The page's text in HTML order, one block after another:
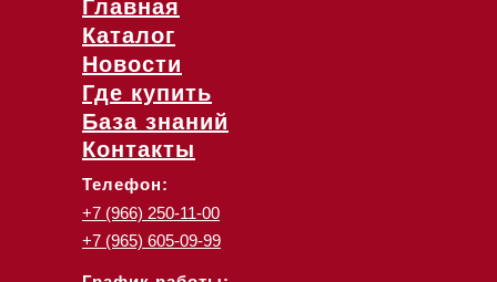
Главная
Каталог
Где купить
База знаний
Новости
Контакты
Телефон:
+7 (966) 250-11-00
+7 (965) 605-09-99